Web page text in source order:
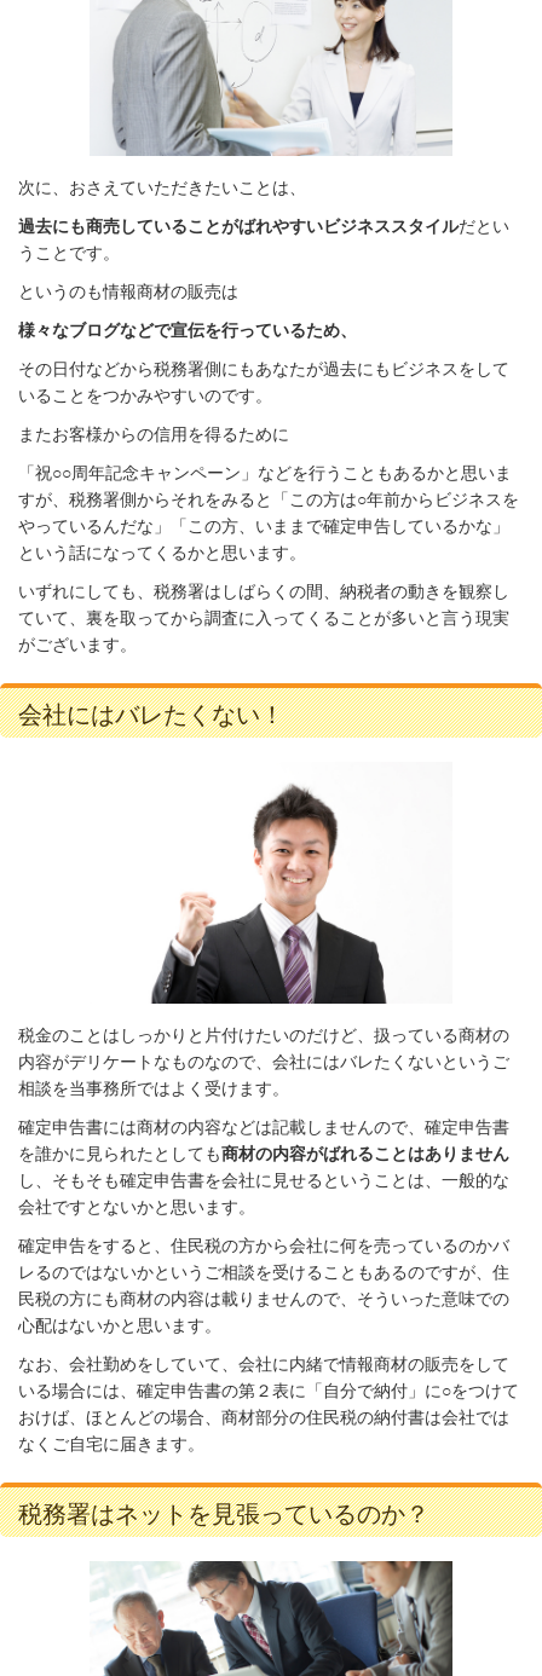
次に、おさえていただきたいことは、
過去にも商売していることがばれやすいビジネススタイルだとい
うことです。
というのも情報商材の販売は
様々なブログなどで宣伝を行っているため、
その日付などから税務署側にもあなたが過去にもビジネスをして
いることをつかみやすいのです。
またお客様からの信用を得るために
「祝○○周年記念キャンペーン」などを行うこともあるかと思いま
すが、税務署側からそれをみると「この方は○年前からビジネスを
やっているんだな」「この方、いままで確定申告しているかな」
という話になってくるかと思います。
いずれにしても、税務署はしばらくの間、納税者の動きを観察し
ていて、裏を取ってから調査に入ってくることが多いと言う現実
がございます。
会社にはバレたくない！
税金のことはしっかりと片付けたいのだけど、扱っている商材の
内容がデリケートなものなので、会社にはバレたくないというご
相談を当事務所ではよく受けます。
確定申告書には商材の内容などは記載しませんので、確定申告書
を誰かに見られたとしても商材の内容がばれることはありません
し、そもそも確定申告書を会社に見せるということは、一般的な
会社ですとないかと思います。
確定申告をすると、住民税の方から会社に何を売っているのかバ
レるのではないかというご相談を受けることもあるのですが、住
民税の方にも商材の内容は載りませんので、そういった意味での
心配はないかと思います。
なお、会社勤めをしていて、会社に内緒で情報商材の販売をして
いる場合には、確定申告書の第２表に「自分で納付」に○をつけて
おけば、ほとんどの場合、商材部分の住民税の納付書は会社では
なくご自宅に届きます。
税務署はネットを見張っているのか？